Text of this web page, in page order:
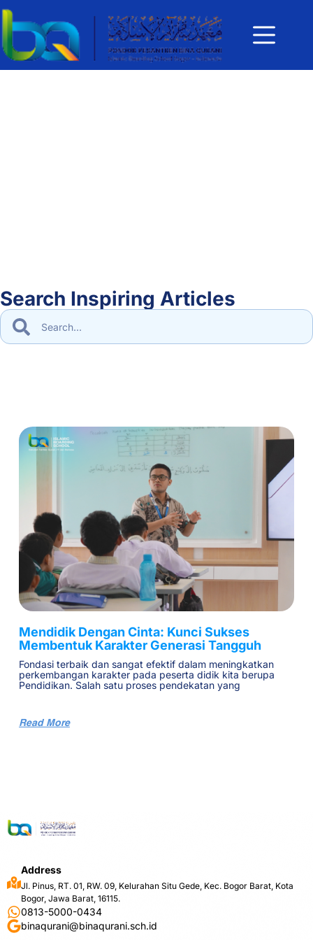
Search Inspiring Articles
Mendidik Dengan Cinta: Kunci Sukses
Membentuk Karakter Generasi Tangguh
Fondasi terbaik dan sangat efektif dalam meningkatkan
perkembangan karakter pada peserta didik kita berupa
Pendidikan. Salah satu proses pendekatan yang
Read More
Address
Jl. Pinus, RT. 01, RW. 09, Kelurahan Situ Gede, Kec. Bogor Barat, Kota
Bogor, Jawa Barat, 16115.
0813-5000-0434
binaqurani@binaqurani.sch.id